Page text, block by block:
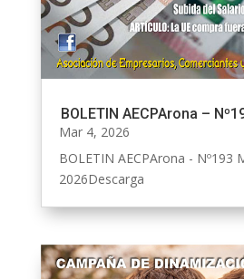
BOLETIN AECPArona –
Mar 4, 2026
BOLETIN AECPArona - Nº193
2026Descarga